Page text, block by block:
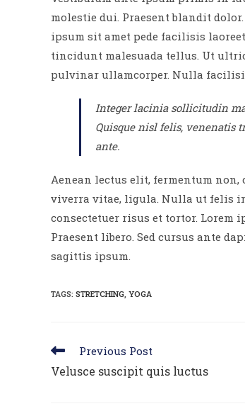
molestie dui. Praesent blandit
ipsum sit amet pede facilisis
tincidunt malesuada tellus. Ut
pulvinar ullamcorper. Nulla
Integer lacinia sollicitudin
Quisque nisl felis, venenatis
ante.
Aenean lectus elit, fermentum
viverra vitae, ligula. Nulla ut felis
consectetuer risus et tortor. Lorem
Praesent libero. Sed cursus ante
sagittis ipsum.
TAGS: STRETCHING, YOGA
Read
more
articles
Previous Post
Velusce suscipit quis luctus